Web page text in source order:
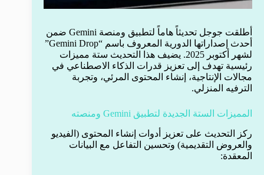
أطلقت جوجل تحديثاً هاماً لتطبيق ومنصة Gemini ضمن
أحدث إصداراتها الدورية المعروف باسم “Gemini Drop”
لشهر أكتوبر 2025. يضيف هذا التحديث ستة مميزات
رئيسية تهدف إلى تعزيز قدرات الذكاء الاصطناعي في
مجالات الإنتاجية، إنشاء المحتوى المرئي، وتجربة
الترفيه المنزلي.
المميزات الستة الجديدة لتطبيق Gemini ومنصته
ركز التحديث على تعزيز أدوات إنشاء المحتوى (الفيديو
والعروض التقديمية) وتحسين التفاعل مع البيانات
المعقدة: